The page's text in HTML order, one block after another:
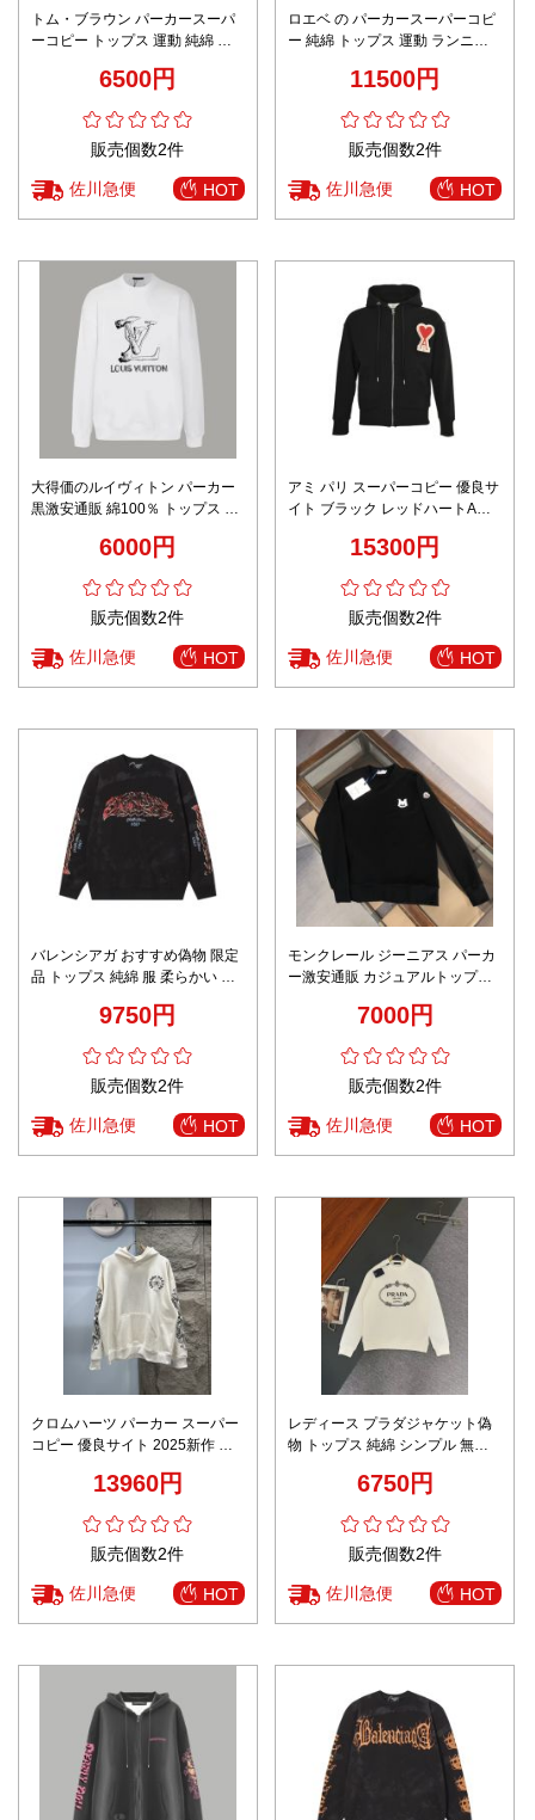
トム・ブラウン パーカースーパ
ーコピー トップス 運動 純綿 個
6500円
販売個数2件
佐川急便 HOT
ロエベ の パーカースーパーコピ
ー 純綿 トップス 運動 ランニン
11500円
販売個数2件
佐川急便 HOT
大得価のルイヴィトン パーカー
黒激安通販 綿100％ トップス プ
6000円
販売個数2件
佐川急便 HOT
アミ パリ スーパーコピー 優良サ
イト ブラック レッドハートAワ
2026新作 高評価 口コミ多数 快
15300円
販売個数2件
佐川急便 HOT
バレンシアガ おすすめ偽物 限定
品 トップス 純綿 服 柔らかい プ
9750円
販売個数2件
佐川急便 HOT
モンクレール ジーニアス パーカ
ー激安通販 カジュアルトップス
ル ブラック7000円
販売個数2件
佐川急便 HOT
クロムハーツ パーカー スーパー
コピー 優良サイト 2025新作 高
13960円
販売個数2件
佐川急便 HOT
レディース プラダジャケット偽
物 トップス 純綿 シンプル 無地
6750円
販売個数2件
佐川急便 HOT